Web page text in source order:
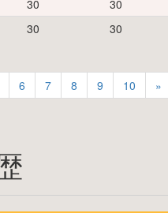
30 30
30 30
6 7 8 9 10 »